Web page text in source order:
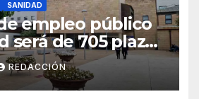
SANIDAD
empleo público
será de 705 plazas
REDACCIÓN